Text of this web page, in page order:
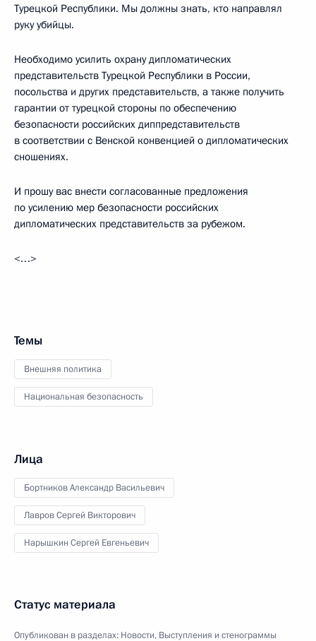
Турецкой Республики. Мы должны знать, кто направлял
руку убийцы.
Необходимо усилить охрану дипломатических
представительств Турецкой Республики в России,
посольства и других представительств, а также получить
гарантии от турецкой стороны по обеспечению
безопасности российских диппредставительств
в соответствии с Венской конвенцией о дипломатических
сношениях.
И прошу вас внести согласованные предложения
по усилению мер безопасности российских
дипломатических представительств за рубежом.
<…>
Темы
Внешняя политика
Национальная безопасность
Лица
Бортников Александр Васильевич
Лавров Сергей Викторович
Нарышкин Сергей Евгеньевич
Статус материала
Опубликован в разделах: Новости, Выступления и стенограммы